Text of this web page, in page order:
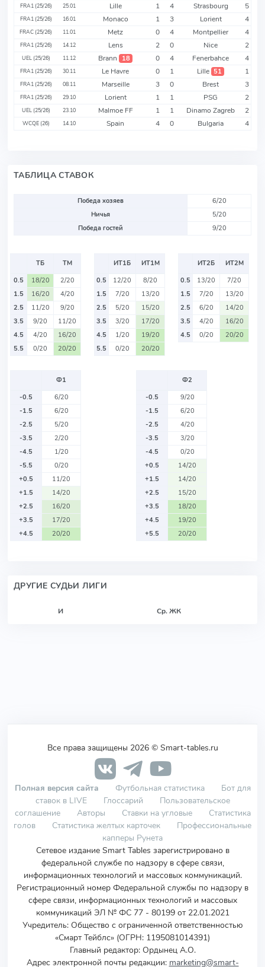
FRA1 (25/26) 25.01 Lille 1 4 Strasbourg 5
FRA1 (25/26) 16.01 Monaco 1 3 Lorient 4
FRAC (25/26) 11.01 Metz 0 4 Montpellier 4
FRA1 (25/26) 14.12 Lens 2 0 Nice 2
UEL (25/26) 11.12 Brann 18 0 4 Fenerbahce 4
FRA1 (25/26) 30.11 Le Havre 0 1 Lille 51 1
FRA1 (25/26) 08.11 Marseille 3 0 Brest 3
FRA1 (25/26) 29.10 Lorient 1 1 PSG 2
UEL (25/26) 23.10 Malmoe FF 1 1 Dinamo Zagreb 2
WCQE (26) 14.10 Spain 4 0 Bulgaria 4
ТАБЛИЦА СТАВОК
Победа хозяев
6/20
Ничья
5/20
Победа гостей
9/20
ТБ
ТМ
0.5
18/20
2/20
1.5
16/20
4/20
2.5
11/20
9/20
3.5
9/20
11/20
4.5
4/20
16/20
5.5
0/20 20/20
ИТ1Б
ИТ1М
0.5
12/20
8/20
1.5
7/20
13/20
2.5
5/20
15/20
3.5
3/20
17/20
4.5
1/20
19/20
5.5
0/20 20/20
ИТ2Б
ИТ2М
0.5
13/20
7/20
1.5
7/20
13/20
2.5
6/20
14/20
3.5
4/20
16/20
4.5
0/20 20/20
Ф1
-0.5
6/20
-1.5
6/20
-2.5
5/20
-3.5
2/20
-4.5
1/20
-5.5
0/20
+0.5
11/20
+1.5
14/20
+2.5
16/20
+3.5
17/20
+4.5
20/20
Ф2
-0.5
9/20
-1.5
6/20
-2.5
4/20
-3.5
3/20
-4.5
0/20
+0.5
14/20
+1.5
14/20
+2.5
15/20
+3.5
18/20
+4.5
19/20
+5.5
20/20
ДРУГИЕ СУДЬИ ЛИГИ
И Ср. ЖК
Все права защищены 2026 © Smart-tables.ru
Полная версия сайта Футбольная статистика
Бот для
ставок в LIVE
Глоссарий
Пользовательское
соглашение
Авторы Ставки на угловые
Статистика
голов
Статистика желтых карточек
Профессиональные
капперы Рунета
Сетевое издание Smart Tables зарегистрировано в
федеральной службе по надзору в сфере связи,
информационных технологий и массовых коммуникаций.
Регистрационный номер Федеральной службы по надзору в
сфере связи, информационных технологий и массовых
коммуникаций ЭЛ № ФС 77 - 80199 от 22.01.2021
Учредитель: Общество с ограниченной ответственностью
«Смарт Тейблс» (ОГРН: 1195081014391)
Главный редактор: Ордынец А.О.
Адрес электронной почты редакции: marketing@smart-